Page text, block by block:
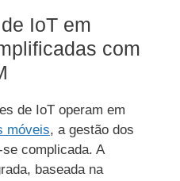
IoT em
com
de IoT operam em
móveis, a gestão dos
complicada. A
baseada na